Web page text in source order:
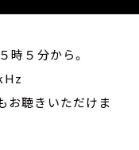
時５分から。
お聴きいただけま